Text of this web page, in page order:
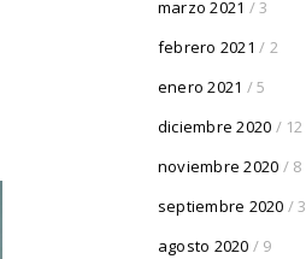
marzo 2021 / 3
febrero 2021 / 2
enero 2021 / 5
diciembre 2020 / 12
noviembre 2020 / 8
septiembre 2020 / 3
agosto 2020 / 9